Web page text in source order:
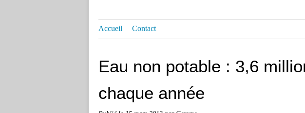
Accueil Contact
Eau non potable : 3,6
chaque année